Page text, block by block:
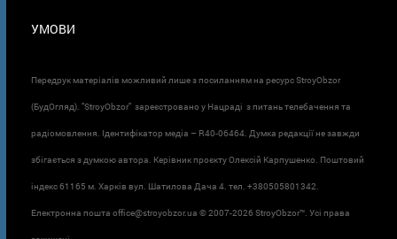
УМОВИ
Передрук матеріалів можливий лише з посиланням на ресурс StroyObzor
(БудОгляд). "StroyObzor" зареєстровано у Нацраді з питань телебачення та
радіомовлення. Ідентифікатор медіа – R40-06464. Думка редакції не завжди
збігається з думкою автора. Керівник проєкту Олексій Карпушенко. Поштовий
індекс 61165 м. Харків вул. Шатилова Дача 4. тел. +380505801342.
Електронна пошта office@stroyobzor.ua © 2007-2026 StroyObzor™. Усі права